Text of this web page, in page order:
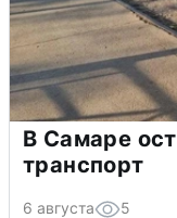
В Самаре
транспорт
6 августа 5